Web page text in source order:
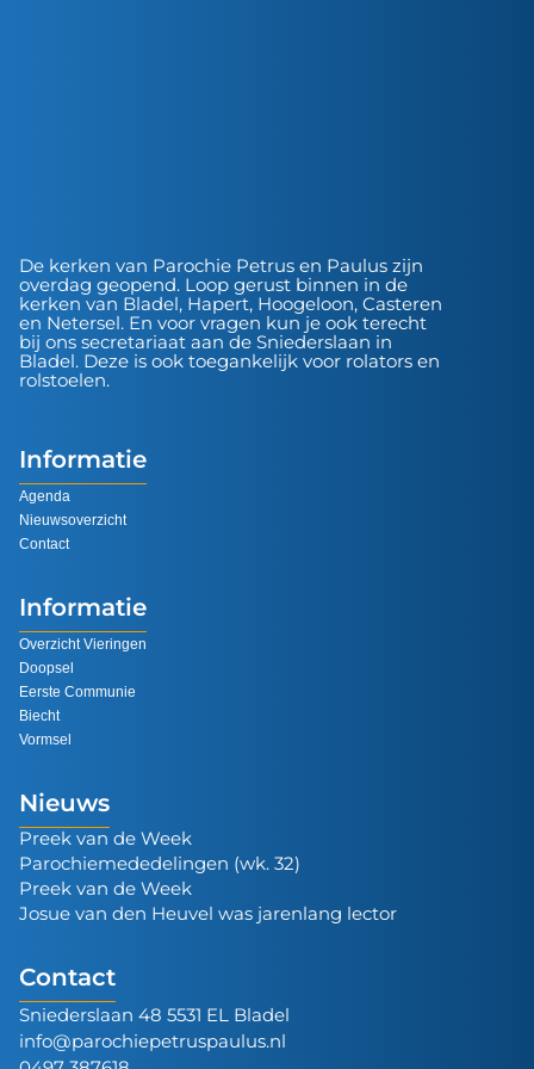
De kerken van Parochie Petrus en Paulus zijn
overdag geopend. Loop gerust binnen in de
kerken van Bladel, Hapert, Hoogeloon, Casteren
en Netersel. En voor vragen kun je ook terecht
bij ons secretariaat aan de Sniederslaan in
Bladel. Deze is ook toegankelijk voor rolators en
rolstoelen.
Informatie
Agenda
Nieuwsoverzicht
Contact
Informatie
Overzicht Vieringen
Doopsel
Eerste Communie
Biecht
Vormsel
Nieuws
Preek van de Week
Parochiemededelingen (wk. 32)
Preek van de Week
Josue van den Heuvel was jarenlang lector
Contact
Sniederslaan 48 5531 EL Bladel
info@parochiepetruspaulus.nl